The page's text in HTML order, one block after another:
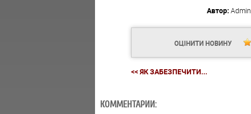
Автор: Admin
ОЦІНИТИ НОВИНУ
<< ЯК ЗАБЕЗПЕЧИТИ...
КОММЕНТАРИИ: